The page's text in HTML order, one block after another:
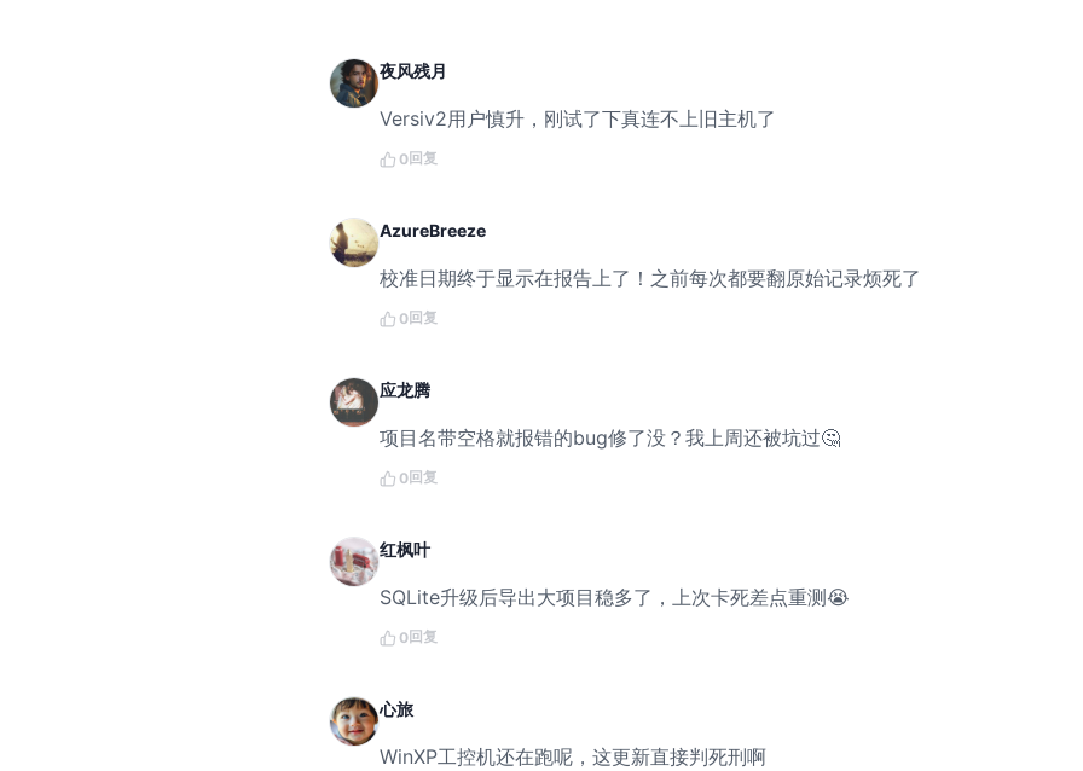
夜风残月
Versiv2用户慎升，刚试了下真连不上旧主机了
0回复
AzureBreeze
校准日期终于显示在报告上了！之前每次都要翻原始记录烦死了
0回复
应龙腾
项目名带空格就报错的bug修了没？我上周还被坑过🤔
0回复
红枫叶
SQLite升级后导出大项目稳多了，上次卡死差点重测😭
0回复
心旅
WinXP工控机还在跑呢，这更新直接判死刑啊